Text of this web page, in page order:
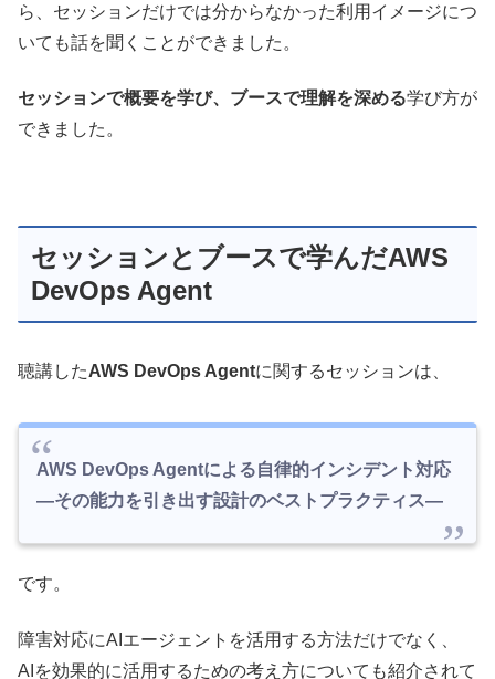
ら、セッションだけでは分からなかった利用イメージにつ
いても話を聞くことができました。
セッションで概要を学び、ブースで理解を深める学び方が
できました。
セッションとブースで学んだAWS
DevOps Agent
聴講したAWS DevOps Agentに関するセッションは、
AWS DevOps Agentによる自律的インシデント対応
―その能力を引き出す設計のベストプラクティス―
です。
障害対応にAIエージェントを活用する方法だけでなく、
AIを効果的に活用するための考え方についても紹介されて